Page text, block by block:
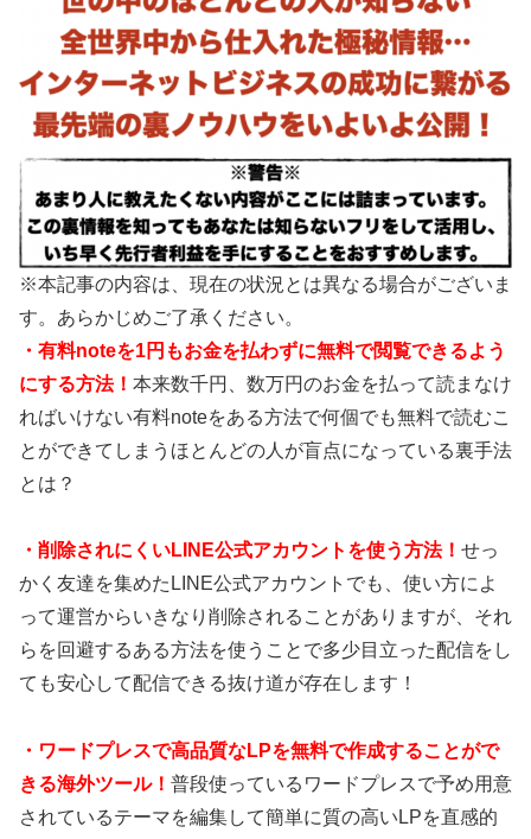
※本記事の内容は、現在の状況とは異なる場合がございま
す。あらかじめご了承ください。
・有料noteを1円もお金を払わずに無料で閲覧できるよう
にする方法！ 本来数千円、数万円のお金を払って読まなけ
ればいけない有料noteをある方法で何個でも無料で読むこ
とができてしまうほとんどの人が盲点になっている裏手法
とは？
・ 削除されにくいLINE公式アカウントを使う方法！ せっ
かく友達を集めたLINE公式アカウントでも、使い方によ
って運営からいきなり削除されることがありますが、それ
らを回避するある方法を使うことで多少目立った配信をし
ても安心して配信できる抜け道が存在します！
・ ワードプレスで高品質なLPを無料で作成することがで
きる海外ツール！ 普段使っているワードプレスで予め用意
されているテーマを編集して簡単に質の高いLPを直感的